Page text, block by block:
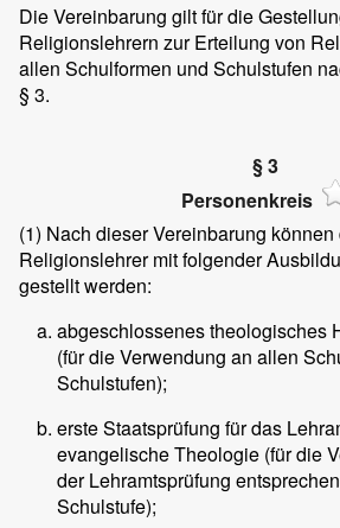
Die Vereinbarung gilt für die
Religionslehrern zur Erteilung von
allen Schulformen und Schulstufen
§ 3.
§ 3
Personenkreis
(1) Nach dieser Vereinbarung
Religionslehrer mit folgender
gestellt werden:
abgeschlossenes theologisches
(für die Verwendung an allen
Schulstufen);
erste Staatsprüfung für das
evangelische Theologie (für die
der Lehramtsprüfung
Schulstufe);